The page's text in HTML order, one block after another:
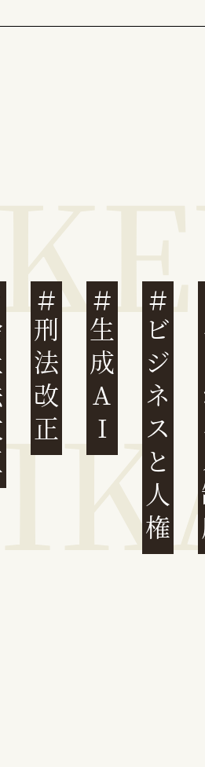
刑法改正 生成AI ビジネスと人権